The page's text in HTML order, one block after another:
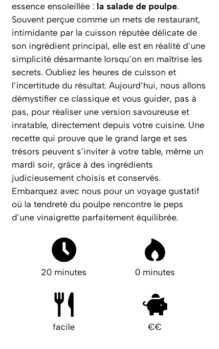
essence ensoleillée : la salade de poulpe.
Souvent perçue comme un mets de restaurant,
intimidante par la cuisson réputée délicate de
son ingrédient principal, elle est en réalité d’une
simplicité désarmante lorsqu’on en maîtrise les
secrets. Oubliez les heures de cuisson et
l’incertitude du résultat. Aujourd’hui, nous allons
démystifier ce classique et vous guider, pas à
pas, pour réaliser une version savoureuse et
inratable, directement depuis votre cuisine. Une
recette qui prouve que le grand large et ses
trésors peuvent s’inviter à votre table, même un
mardi soir, grâce à des ingrédients
judicieusement choisis et conservés.
Embarquez avec nous pour un voyage gustatif
où la tendreté du poulpe rencontre le peps
d’une vinaigrette parfaitement équilibrée.
20 minutes 0 minutes
facile €€